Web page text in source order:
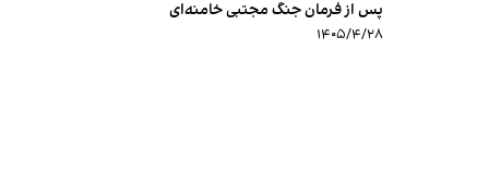
پس از فرمان جنگ مجتبی خامنه‌ای
۱۴۰۵/۴/۲۸